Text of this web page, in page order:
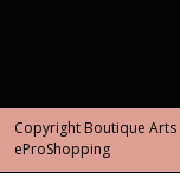
Copyright Boutique
eProShopping